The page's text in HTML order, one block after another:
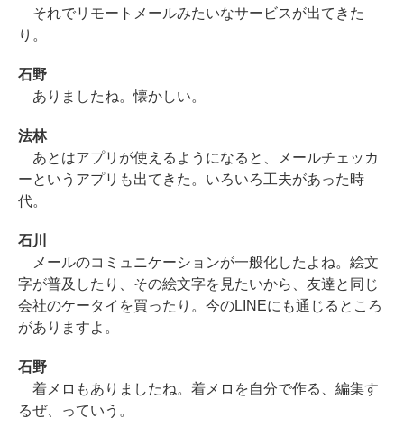
それでリモートメールみたいなサービスが出てきた
り。
石野
ありましたね。懐かしい。
法林
あとはアプリが使えるようになると、メールチェッカ
ーというアプリも出てきた。いろいろ工夫があった時
代。
石川
メールのコミュニケーションが一般化したよね。絵文
字が普及したり、その絵文字を見たいから、友達と同じ
会社のケータイを買ったり。今のLINEにも通じるところ
がありますよ。
石野
着メロもありましたね。着メロを自分で作る、編集す
るぜ、っていう。